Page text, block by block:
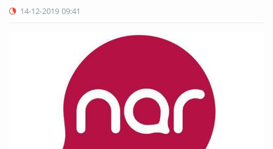
14-12-2019 09:41